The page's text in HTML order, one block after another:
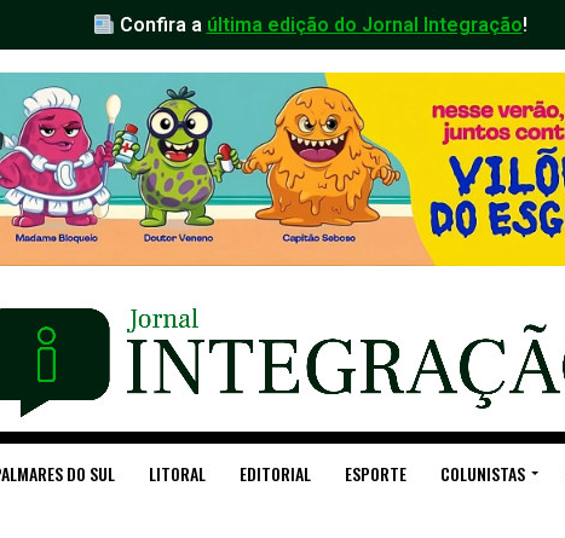
Confira a última edição do Jornal Integração!
DO SUL LITORAL EDITORIAL ESPORTE COLUNISTAS